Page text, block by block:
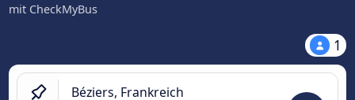
mit CheckMyBus
1